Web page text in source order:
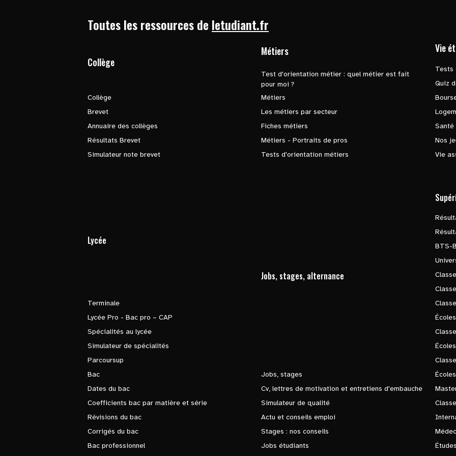
Toutes les ressources de letudiant.fr
Collège
Collège
Brevet
Annuaire des collèges
Résultats Brevet
Simulateur note brevet
Métiers
Test d'orientation métier : quel métier est fait
pour moi ?
Métiers
Les métiers par secteur
Fiches métiers
Métiers - Portraits de pros
Tests d'orientation métiers
Vie
Tests
Quiz
Santé
Nos
Vie
Lycée
Terminale
Lycée Pro - Bac pro – CAP
Spécialités au lycée
Simulateur de spécialités
Parcoursup
Bac
Dates du bac
Coefficients bac par matière et série
Révisions du bac
Corrigés du bac
Bac professionnel
Jobs, stages, alternance
Jobs, stages
Cv, lettres de motivation et entretiens d'embauche
Simulateur de qualité
Actu et conseils emploi
Stages : nos conseils
Jobs étudiants
BTS-